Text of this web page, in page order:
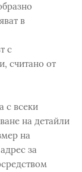
в
с
считано от
с всеки
на детайли
на
за